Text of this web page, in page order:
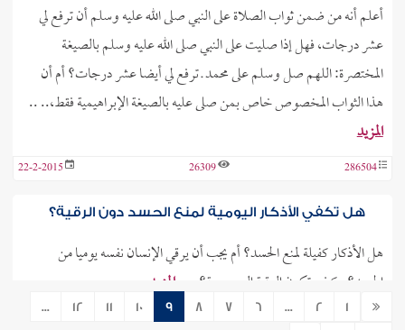
أعلم أنه من ضمن ثواب الصلاة على النبي صلى الله عليه وسلم أن ترفع لي
عشر درجات، فهل إذا صليت على النبي صلى الله عليه وسلم بالصيغة
المختصرة: اللهم صل وسلم على محمد ـ ترفع لي أيضا عشر درجات؟ أم أن
هذا الثواب المخصوص خاص بمن صلى عليه بالصيغة الإبراهيمية فقط،.. ..
المزيد
286504
26309
22-2-2015
هل تكفي الأذكار اليومية لمنع الحسد دون الرقية؟
هل الأذكار كفيلة لمنع الحسد؟ أم يجب أن يرقي الإنسان نفسه يوميا من
الحسد؟ وكيف تكون الرقية الصحيحة؟.. ..المزيد
1
2
...
6
7
8
9
10
11
12
...